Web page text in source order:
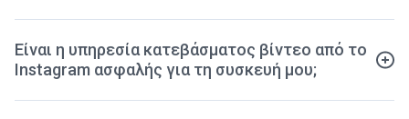
Είναι η υπηρεσία κατεβάσματος βίντεο από το
Instagram ασφαλής για τη συσκευή μου;